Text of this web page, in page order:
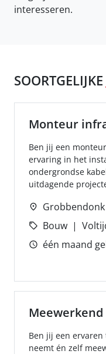
interesseren.
SOORTGELIJKE
Monteur
Ben jij een
ervaring in het
ondergrondse
uitdagende
Grobbendonk
Bouw
één maand
Ben jij een
neemt én zelf